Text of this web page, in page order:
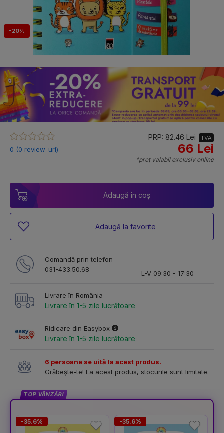
-20%
0 (0 review-uri)
PRP: 82.46 Lei TVA
66 Lei
*preț valabil exclusiv online
Adaugă în coș
Adaugă la favorite
Comandă prin telefon
031-433.50.68
L-V 09:30 - 17:30
Livrare în România
Livrare în 1-5 zile lucrătoare
Ridicare din Easybox
Livrare în 1-5 zile lucrătoare
6 persoane se uită la acest produs.
Grăbește-te! La acest produs, stocurile sunt limitate.
TOP VÂNZĂRI
-35.6% -35.6%